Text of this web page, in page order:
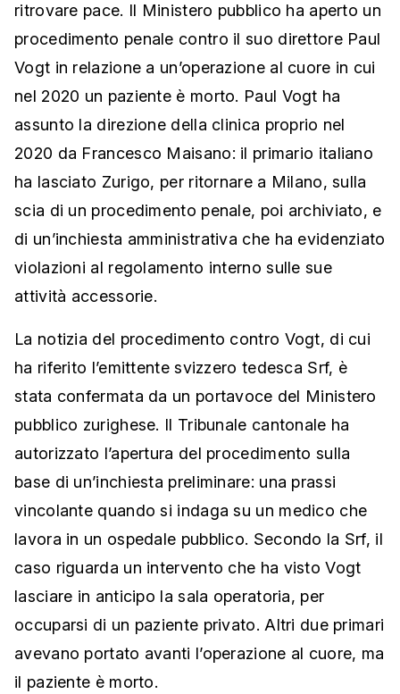
ritrovare pace. Il Ministero pubblico ha aperto un
procedimento penale contro il suo direttore Paul
Vogt in relazione a un’operazione al cuore in cui
nel 2020 un paziente è morto. Paul Vogt ha
assunto la direzione della clinica proprio nel
2020 da Francesco Maisano: il primario italiano
ha lasciato Zurigo, per ritornare a Milano, sulla
scia di un procedimento penale, poi archiviato, e
di un’inchiesta amministrativa che ha evidenziato
violazioni al regolamento interno sulle sue
attività accessorie.
La notizia del procedimento contro Vogt, di cui
ha riferito l’emittente svizzero tedesca Srf, è
stata confermata da un portavoce del Ministero
pubblico zurighese. Il Tribunale cantonale ha
autorizzato l’apertura del procedimento sulla
base di un’inchiesta preliminare: una prassi
vincolante quando si indaga su un medico che
lavora in un ospedale pubblico. Secondo la Srf, il
caso riguarda un intervento che ha visto Vogt
lasciare in anticipo la sala operatoria, per
occuparsi di un paziente privato. Altri due primari
avevano portato avanti l’operazione al cuore, ma
il paziente è morto.